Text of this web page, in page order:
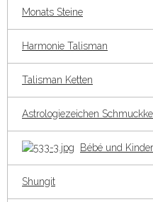
Monats Steine
Harmonie Talisman
Talisman Ketten
Astrologiezeichen
Bébé und
Shungit